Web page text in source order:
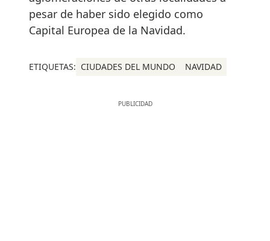
pesar de haber sido elegido como
Capital Europea de la Navidad.
ETIQUETAS: CIUDADES DEL MUNDO NAVIDAD